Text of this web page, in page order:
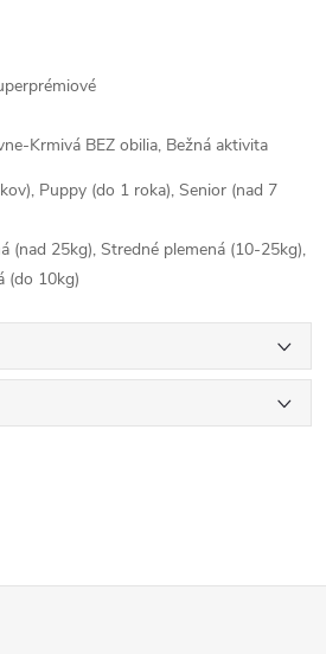
Krmivá BEZ obilia, Bežná aktivita
Puppy (do 1 roka), Senior (nad 7
(nad 25kg), Stredné plemená (10-25kg),
(do 10kg)